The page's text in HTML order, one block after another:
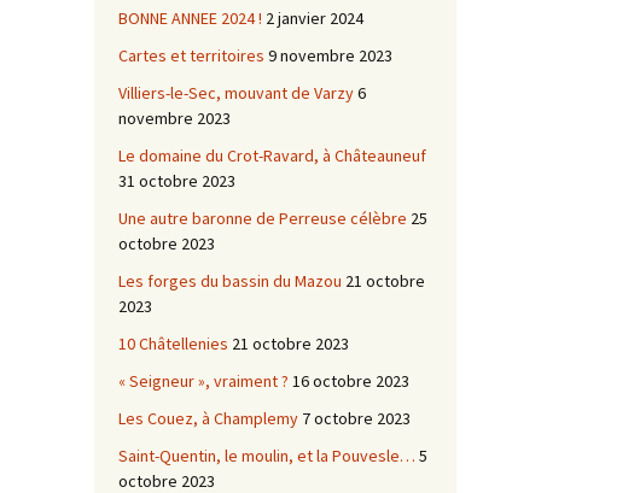
BONNE ANNEE 2024 ! 2 janvier 2024
Cartes et territoires 9 novembre 2023
Villiers-le-Sec, mouvant de Varzy6
novembre 2023
Le domaine du Crot-Ravard, à Châteauneuf
31 octobre 2023
Une autre baronne de Perreuse célèbre 25
octobre 2023
Les forges du bassin du Mazou 21 octobre
2023
10 Châtellenies 21 octobre 2023
« Seigneur », vraiment ? 16 octobre 2023
Les Couez, à Champlemy 7 octobre 2023
Saint-Quentin, le moulin, et la Pouvesle… 5
octobre 2023